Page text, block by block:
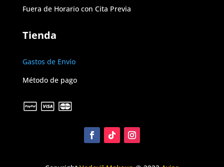
Fuera de Horario con Cita Previa
Tienda
Gastos de Envío
Método de pago